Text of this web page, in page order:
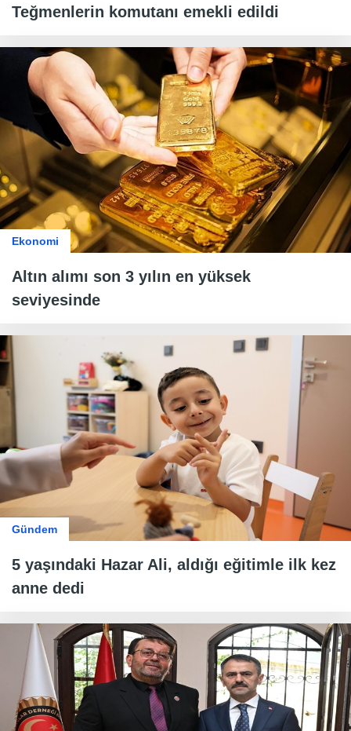
Teğmenlerin komutanı emekli edildi
Ekonomi
Altın alımı son 3 yılın en yüksek
seviyesinde
Gündem
5 yaşındaki Hazar Ali, aldığı eğitimle ilk kez
anne dedi